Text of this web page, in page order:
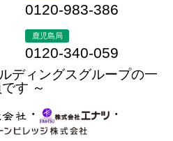
0120-983-386
鹿児島局
0120-340-059
ディングスグループの一
です ～
・
・